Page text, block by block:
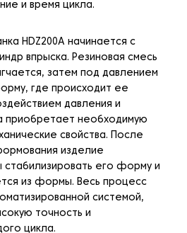
и время цикла.
HDZ200A начинается с
впрыска. Резиновая смесь
затем под давлением
где происходит ее
давления и
приобретает необходимую
свойства. После
изделие
его форму и
из формы. Весь процесс
системой,
точность и
цикла.